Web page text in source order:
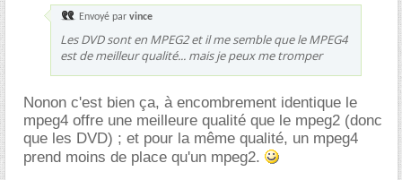
Envoyé par vince
Les DVD sont en MPEG2 et il me semble que le MPEG4
est de meilleur qualité... mais je peux me tromper
Nonon c'est bien ça, à encombrement identique le
mpeg4 offre une meilleure qualité que le mpeg2 (donc
que les DVD) ; et pour la même qualité, un mpeg4
prend moins de place qu'un mpeg2.